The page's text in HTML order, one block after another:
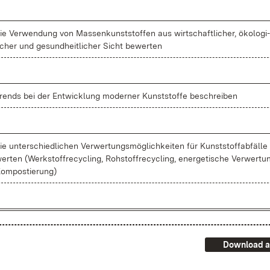
Ver­wen­dung von Mas­sen­kunst­stof­fen aus wirt­schaft­li­cher, öko­lo­gi­
und ge­sund­heit­li­cher Sicht be­wer­ten
bei der Ent­wick­lung mo­der­ner Kunst­stof­fe be­schrei­ben
un­ter­schied­li­chen Ver­wer­tungs­mög­lich­kei­ten für
(Werk­stoff­re­cy­cling, Roh­stoff­re­cy­cling, en­er­ge­ti­sche
Download